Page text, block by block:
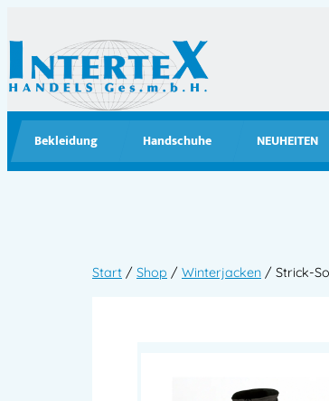
Bekleidung Handschuhe NEUHEITEN
Start / Shop / Winterjacken / Strick-